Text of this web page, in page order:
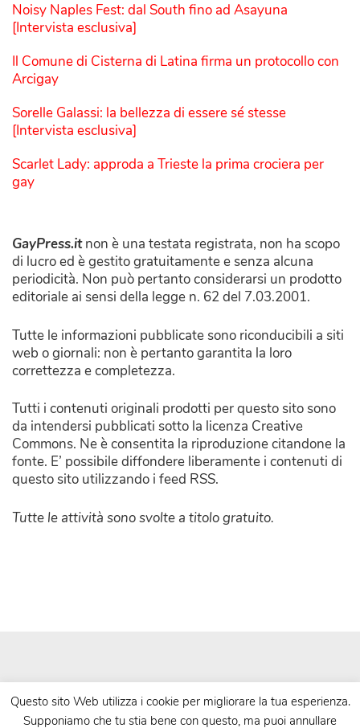
Noisy Naples Fest: dal South fino ad Asayuna
[Intervista esclusiva]
Il Comune di Cisterna di Latina firma un protocollo con
Arcigay
Sorelle Galassi: la bellezza di essere sé stesse
[Intervista esclusiva]
Scarlet Lady: approda a Trieste la prima crociera per
gay
GayPress.itnon è una testata registrata, non ha scopo
di lucro ed è gestito gratuitamente e senza alcuna
periodicità. Non può pertanto considerarsi un prodotto
editoriale ai sensi della legge n. 62 del 7.03.2001.
Tutte le informazioni pubblicate sono riconducibili a siti
web o giornali: non è pertanto garantita la loro
correttezza e completezza.
Tutti i contenuti originali prodotti per questo sito sono
da intendersi pubblicati sotto la licenza Creative
Commons. Ne è consentita la riproduzione citandone la
fonte. E’ possibile diffondere liberamente i contenuti di
questo sito utilizzando i feed RSS.
Tutte le attività sono svolte a titolo gratuito.
Questo sito Web utilizza i cookie per migliorare la tua esperienza.
Supponiamo che tu stia bene con questo, ma puoi annullare